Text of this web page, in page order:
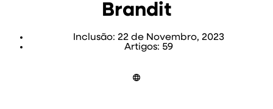
Brandit
Inclusão: 22 de Novembro, 2023
Artigos: 59